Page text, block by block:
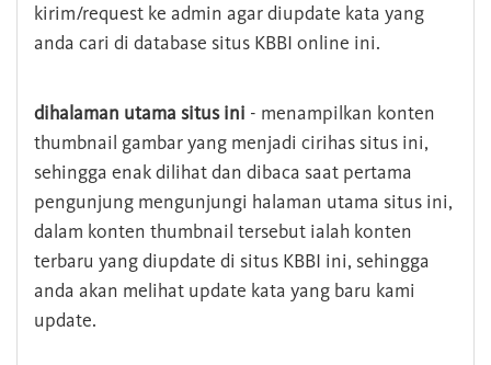
kirim/request ke admin agar diupdate kata yang
anda cari di database situs KBBI online ini.
dihalaman utama situs ini - menampilkan konten
thumbnail gambar yang menjadi cirihas situs ini,
sehingga enak dilihat dan dibaca saat pertama
pengunjung mengunjungi halaman utama situs ini,
dalam konten thumbnail tersebut ialah konten
terbaru yang diupdate di situs KBBI ini, sehingga
anda akan melihat update kata yang baru kami
update.